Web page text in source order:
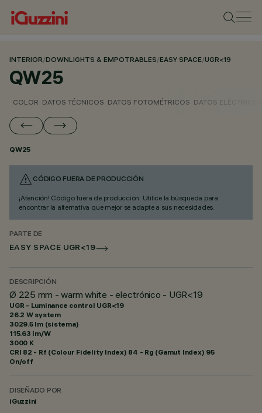
INTERIOR/DOWNLIGHTS & EMPOTRABLES/EASY SPACE/UGR<19
QW25
COLOR DATOS TÉCNICOS DATOS FOTOMÉTRICOS DATOS
QW25
CÓDIGO FUERA DE PRODUCCIÓN
¡Atención! Código fuera de producción. Utilice la búsqueda para
encontrar la alternativa que mejor se adapte a sus necesidades.
PARTE DE
EASY SPACE UGR<19
DESCRIPCIÓN
Ø 225 mm - warm white - electrónico - UGR<19
UGR - Luminance control UGR<19
26.2 W system
3029.5 lm (sistema)
115.63 lm/W
3000 K
CRI 82 - Rf (Colour Fidelity Index) 84 - Rg (Gamut Index) 95
On/off
DISEÑADO POR
iGuzzini